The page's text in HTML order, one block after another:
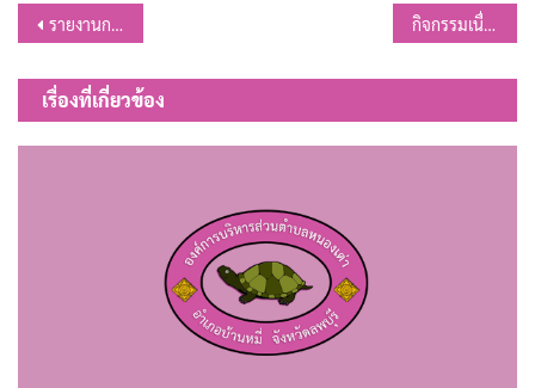
แนะแนว
เรื่อง
รายงานการรับ – จ่ายเงิน ประจำปีงบประมาณ พ.ศ.2568 กิจกรรมเนื่องในวันนวมินทรมหาราช 13 ตุลาคม 2568
เรื่องที่เกี่ยวข้อง